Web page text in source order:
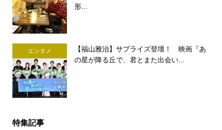
形...
エンタメ
【福山雅治】サプライズ登壇！ 映画『あ
の星が降る丘で、君とまた出会い...
特集記事